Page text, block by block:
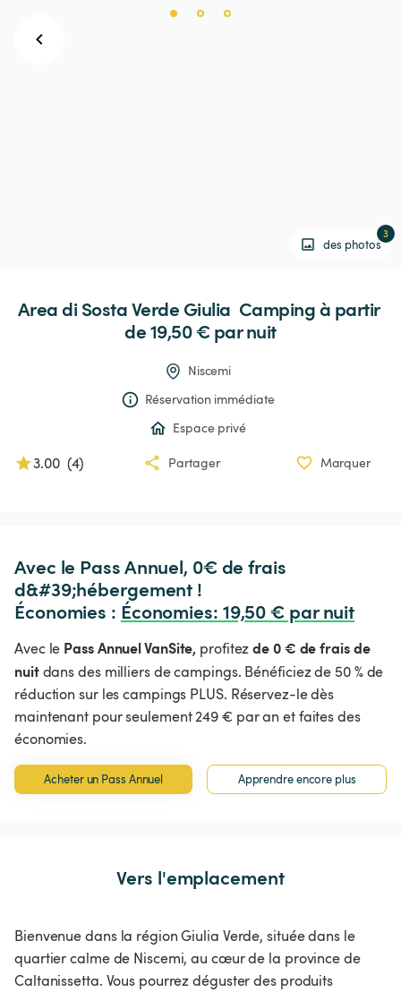
des photos
3
AreadiSostaVerde Giulia Camping à partir
de 19,50 € par nuit
Niscemi
Réservation immédiate
Espace privé
3.00 (4) Partager Marquer
Avec le Pass Annuel, 0€ de frais
d&#39;hébergement !
Économies : Économies: 19,50 € par nuit
Avec le Pass Annuel VanSite, profitezde 0 € de frais de
nuitdans des milliers de campings. Bénéficiez de 50 % de
réduction sur les campings PLUS. Réservez-le dès
maintenant pour seulement 249 € par an et faites des
économies.
Acheter un Pass Annuel Apprendre encore plus
Vers l'emplacement
Bienvenue dans la région Giulia Verde, située dans le
quartier calme de Niscemi, au cœur de la province de
Caltanissetta. Vous pourrez déguster des produits